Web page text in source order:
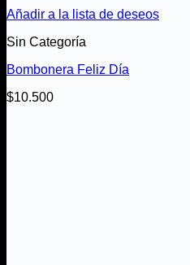
Añadir a la lista de deseos
Sin Categoría
Bombonera Feliz Día
$10.500